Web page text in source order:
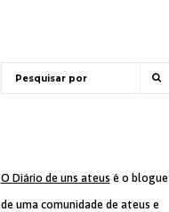
O Diário de uns ateus é o blogue
de uma comunidade de ateus e